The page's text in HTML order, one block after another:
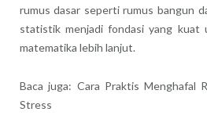
rumus dasar seperti rumus bangun
statistik menjadi fondasi yang kuat
matematika lebih lanjut.
Baca juga: Cara Praktis Menghafal
Stress